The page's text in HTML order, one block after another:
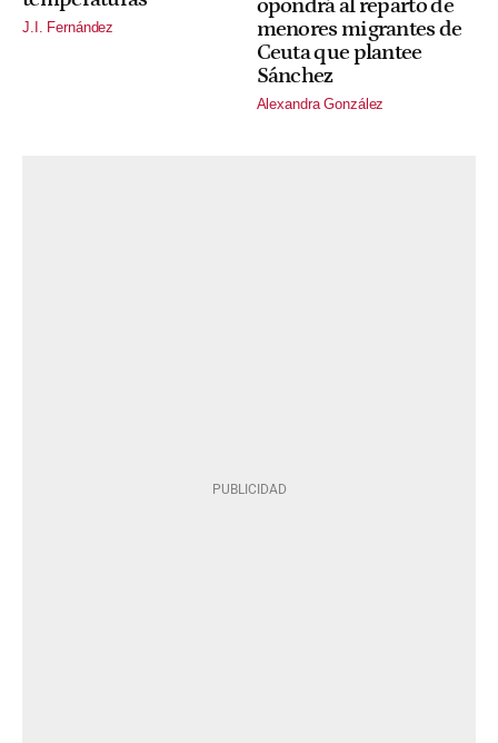
J.I. Fernández
opondrá al reparto de
menores migrantes de
Ceuta que plantee
Sánchez
Alexandra González